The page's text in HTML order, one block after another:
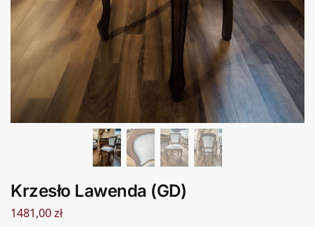
Krzesło Lawenda (GD)
1481,00zł